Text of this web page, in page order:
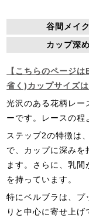
谷間メイク
カップ深め
【こちらのページ
省く)カップサイズは
光沢のある花柄レー
ーです。レースの程
ステップ2の特徴は
で、カップに深みを
ます。さらに、乳
を持っています。
特にベルブラは、プ
りと中心に寄せ上